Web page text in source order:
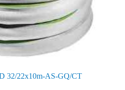
32/22x10m-AS-GQ/CT